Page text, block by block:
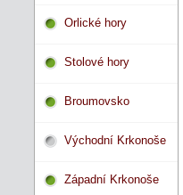
Orlické hory
Stolové hory
Broumovsko
Východní Krkonoše
Západní Krkonoše